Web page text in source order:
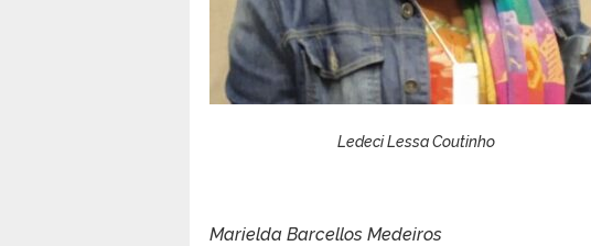
Ledeci Lessa Coutinho
Marielda Barcellos Medeiros